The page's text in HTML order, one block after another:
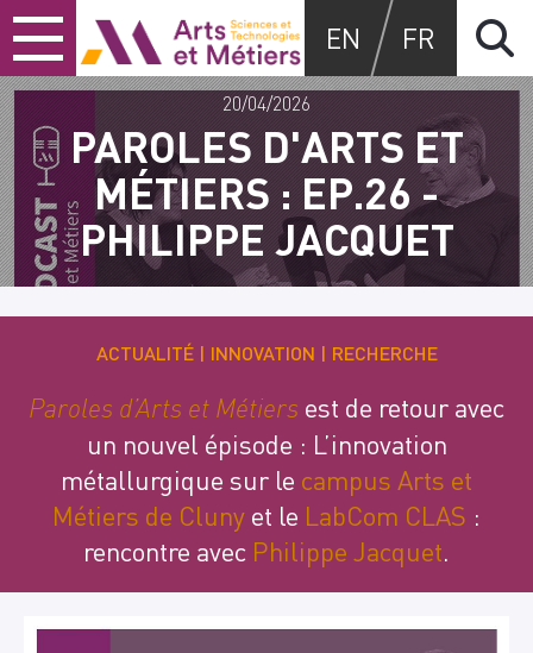
Skip
to
content
Skip
to
main
menu
Skip
to
search
Arts et métiers
EN FR
PAROLES D'ARTS ET
MÉTIERS : EP.26 -
PHILIPPE JACQUET
20/04/2026
ACTUALITÉ INNOVATION RECHERCHE
Paroles d’Arts et Métiers est de retour avec
un nouvel épisode : L’innovation
métallurgique sur le campus Arts et
Métiers de Cluny et le LabCom CLAS :
rencontre avec Philippe Jacquet.